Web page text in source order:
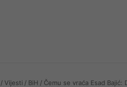
/ Vijesti / BiH / Čemu se vraća Esad